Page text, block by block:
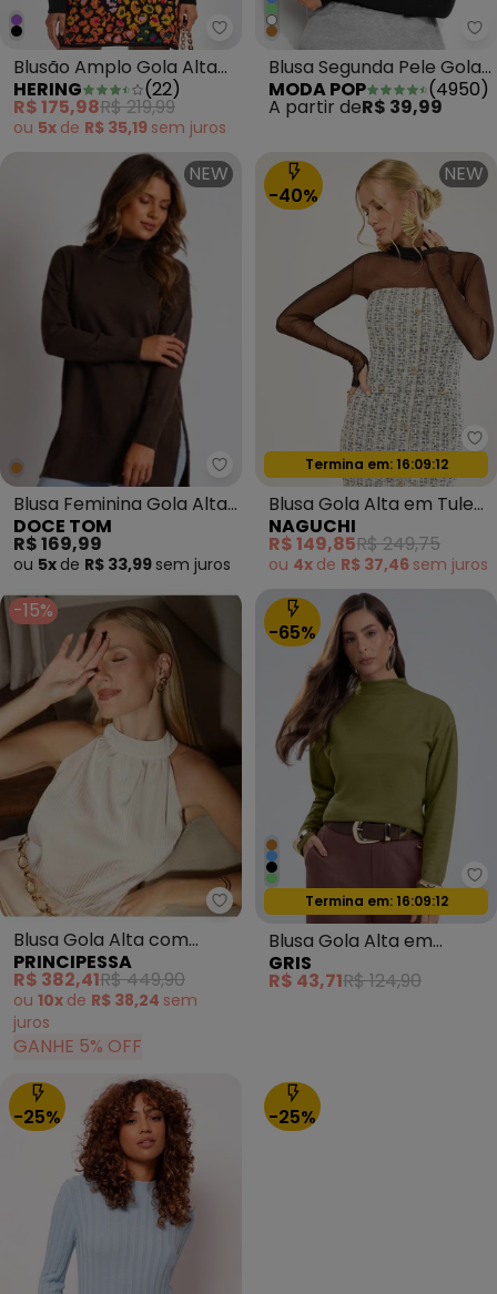
Hering - Blusão Amplo Gola
Blusão Amplo Gola Alta
Tricot Preto
HERING (22)
R$ 175,98R$ 219,99
ou 5x de R$ 35,19 sem juros
Blusa Segunda Pele Gola
Alta Preta
MODA POP (4950)
A partir deR$ 39,99
NEW
Doce Tom - Blusa Feminina
Blusa Feminina Gola Alta
Alongada Marrom Escuro
DOCE TOM
R$ 169,99
ou 5x de R$ 33,99 sem juros
-40%
NEW
Oferta relâmpago
Termina em: 16:09:09
Blusa Gola Alta em Tule
Soft Grass
NAGUCHI
R$ 149,85R$ 249,75
ou 4x de R$ 37,46 sem juros
-15%
Principessa - Blusa Gola Alta
Blusa Gola Alta com
Amarração Aveia
Nataniely
PRINCIPESSA
R$ 382,41R$ 449,90
ou 10x de R$ 38,24 sem
juros
GANHE 5% OFF
-65%
Oferta relâmpago
Termina em: 16:09:09
Blusa Gola Alta em
Tecido Texturizado Verde
GRIS
R$ 43,71R$ 124,90
-25% -25%